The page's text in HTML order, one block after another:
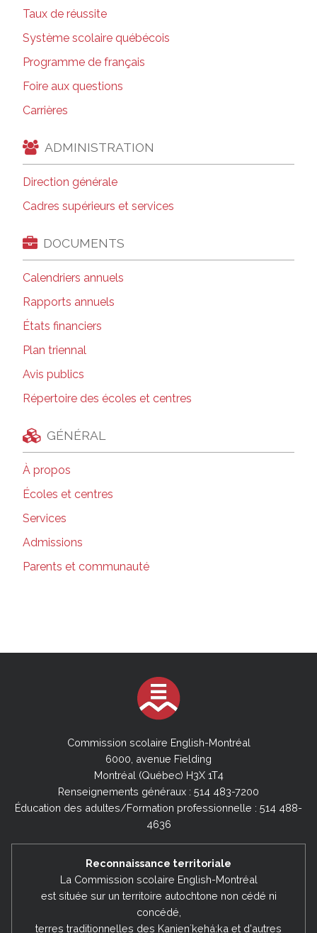
Taux de réussite
Système scolaire québécois
Programme de français
Foire aux questions
Carrières
ADMINISTRATION
Direction générale
Cadres supérieurs et services
DOCUMENTS
Calendriers annuels
Rapports annuels
États financiers
Plan triennal
Avis publics
Répertoire des écoles et centres
GÉNÉRAL
À propos
Écoles et centres
Services
Admissions
Parents et communauté
Commission scolaire English-Montréal
6000, avenue Fielding
Montréal (Québec) H3X 1T4
Renseignements généraux : 514 483-7200
Éducation des adultes/Formation professionnelle : 514 488-
4636
Reconnaissance territoriale
La Commission scolaire English-Montréal
est située sur un territoire autochtone non cédé ni
concédé,
terres traditionnelles des Kanienʼkehá:ka et d'autres